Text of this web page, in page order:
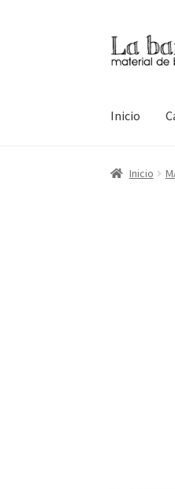
Ir
a
Ir
al
Inicio
InicioInicio